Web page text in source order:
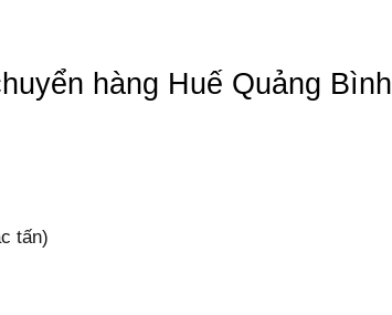
hàng Huế Quảng Bình
tấn)